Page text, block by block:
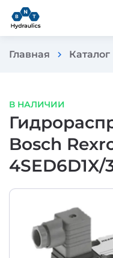
Главная chevron_right Каталог
В НАЛИЧИИ
Bosch
4SED6D1X/